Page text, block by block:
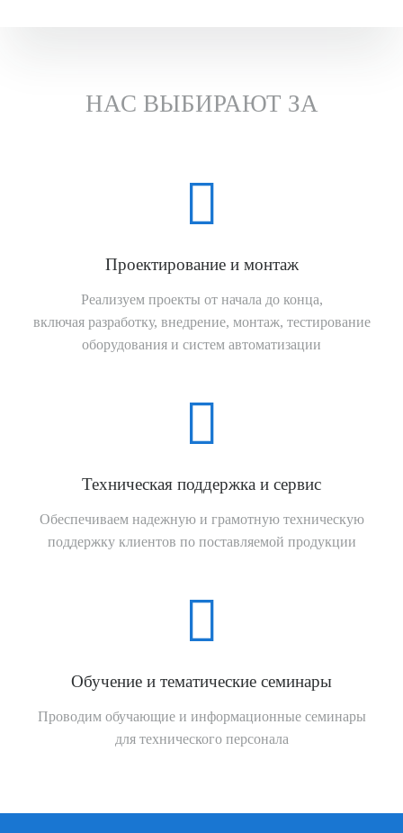
НАС ВЫБИРАЮТ ЗА

Проектирование и монтаж
Реализуем проекты от начала до конца,
включая разработку, внедрение, монтаж, тестирование
оборудования и систем автоматизации

Техническая поддержка и сервис
Обеспечиваем надежную и грамотную техническую
поддержку клиентов по поставляемой продукции

Обучение и тематические семинары
Проводим обучающие и информационные семинары
для технического персонала